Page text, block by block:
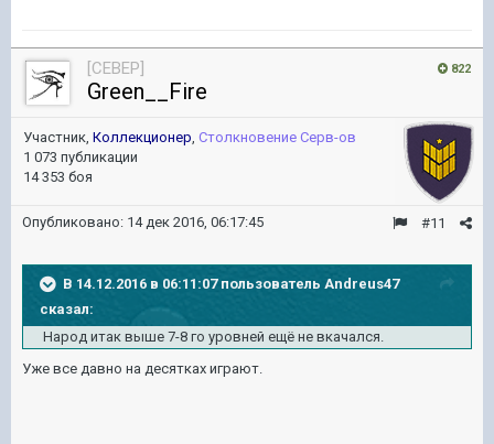
822
[CEBEP]
Green__Fire
Участник, Коллекционер, Столкновение Серв-ов
1 073 публикации
14 353 боя
#11
Опубликовано: 14 дек 2016, 06:17:45
В 14.12.2016 в 06:11:07 пользователь Andreus47
сказал:
Народ итак выше 7-8 го уровней ещё не вкачался.
Уже все давно на десятках играют.